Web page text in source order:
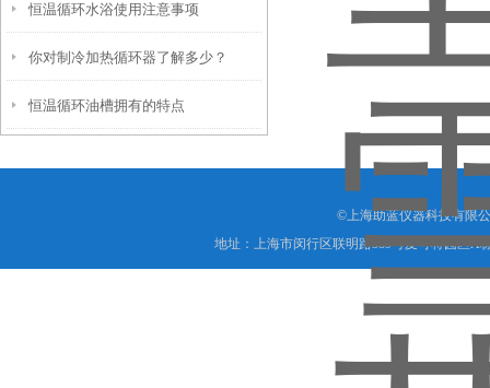
用步骤
恒温循环水浴使用注意事项
你对制冷加热循环器了解多少？
恒温循环油槽拥有的特点
©上海助蓝仪器科技有限
地址：上海市闵行区联明路389号麦可将园区A